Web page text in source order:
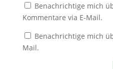
Benachrichtige mich
Kommentare via E-Mail.
Benachrichtige mich
Mail.